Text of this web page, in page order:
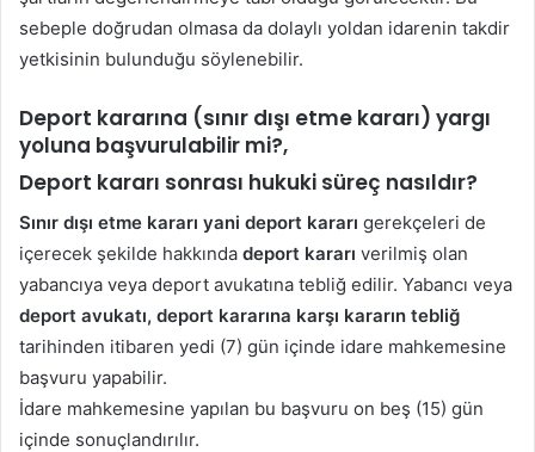
sebeple doğrudan olmasa da dolaylı yoldan idarenin takdir
yetkisinin bulunduğu söylenebilir.
Deport kararına (sınır dışı etme kararı) yargı
yoluna başvurulabilir mi?,
Deport kararı sonrası hukuki süreç nasıldır?
Sınır dışı etme kararı yani deport kararı gerekçeleri de
içerecek şekilde hakkında deport kararı verilmiş olan
yabancıya veya deport avukatına tebliğ edilir. Yabancı veya
deport avukatı, deport kararına karşı kararın tebliğ
tarihinden itibaren yedi (7) gün içinde idare mahkemesine
başvuru yapabilir.
İdare mahkemesine yapılan bu başvuru on beş (15) gün
içinde sonuçlandırılır.